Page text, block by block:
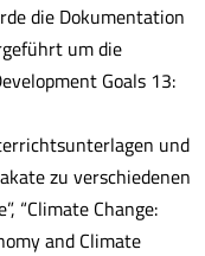
die Dokumentation
um die
Goals 13:
und
zu verschiedenen
“Climate Change:
and Climate